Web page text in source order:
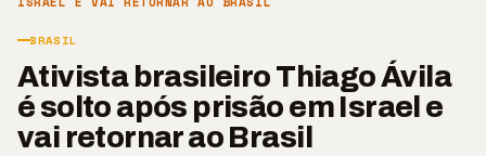
BRASIL
Ativista brasileiro Thiago Ávila
é solto após prisão em Israel e
vai retornar ao Brasil